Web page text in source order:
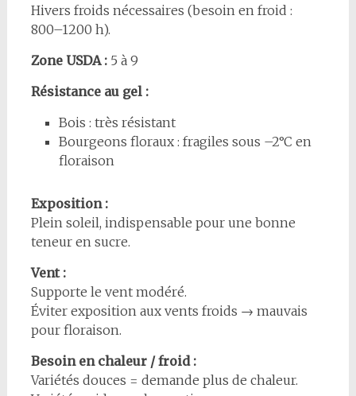
Hivers froids nécessaires (besoin en froid :
800–1200 h).
Zone USDA :5 à 9
Résistance au gel :
Bois : très résistant
Bourgeons floraux : fragiles sous –2°C en
floraison
Exposition :
Plein soleil, indispensable pour une bonne
teneur en sucre.
Vent :
Supporte le vent modéré.
Éviter exposition aux vents froids → mauvais
pour floraison.
Besoin en chaleur / froid :
Variétés douces = demande plus de chaleur.